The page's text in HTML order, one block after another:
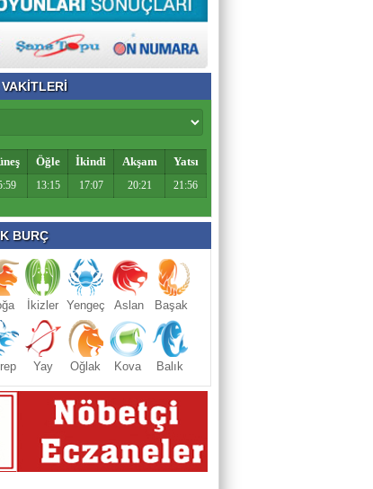
Öğle İkindi Akşam Yatsı
13:15 17:07 20:21 21:56
BURÇ
İkizler Yengeç Aslan Başak
Yay Oğlak Kova Balık